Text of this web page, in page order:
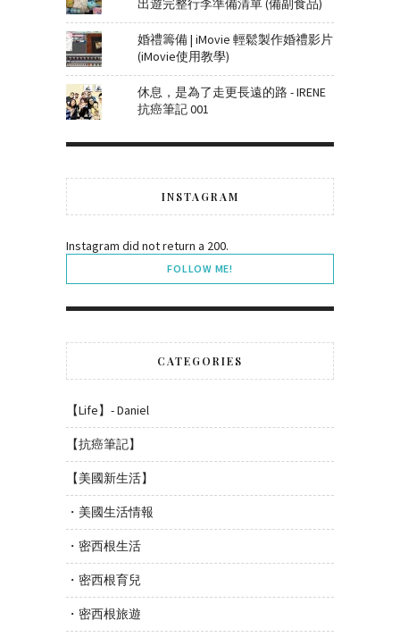
出遊完整行李準備清單 (備副食品)
婚禮籌備 | iMovie 輕鬆製作婚禮影片
(iMovie使用教學)
休息，是為了走更長遠的路 - IRENE
抗癌筆記 001
INSTAGRAM
Instagram did not return a 200.
FOLLOW ME!
CATEGORIES
【Life】- Daniel
【抗癌筆記】
【美國新生活】
・美國生活情報
・密西根生活
・密西根育兒
・密西根旅遊